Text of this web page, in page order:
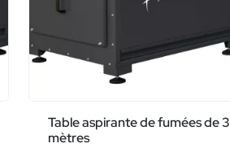
Table aspirante de fumées de 3
mètres